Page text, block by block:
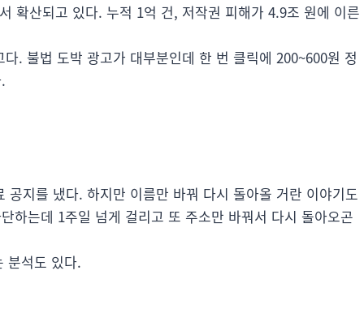
확산되고 있다. 누적 1억 건, 저작권 피해가 4.9조 원에 이른
. 불법 도박 광고가 대부분인데 한 번 클릭에 200~600원 정
지를 냈다. 하지만 이름만 바꿔 다시 돌아올 거란 이야기도
하는데 1주일 넘게 걸리고 또 주소만 바꿔서 다시 돌아오곤
분석도 있다.